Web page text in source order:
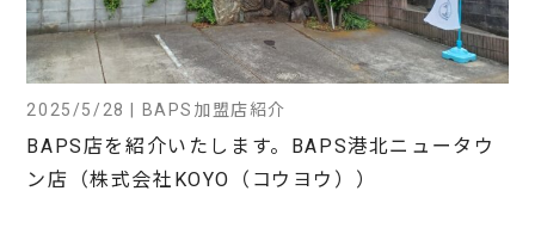
2025/5/28 | BAPS加盟店紹介
BAPS店を紹介いたします。BAPS港北ニュータウ
ン店（株式会社KOYO（コウヨウ））